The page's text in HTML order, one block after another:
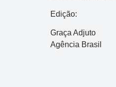
Edição:
Graça Adjuto
Agência Brasil